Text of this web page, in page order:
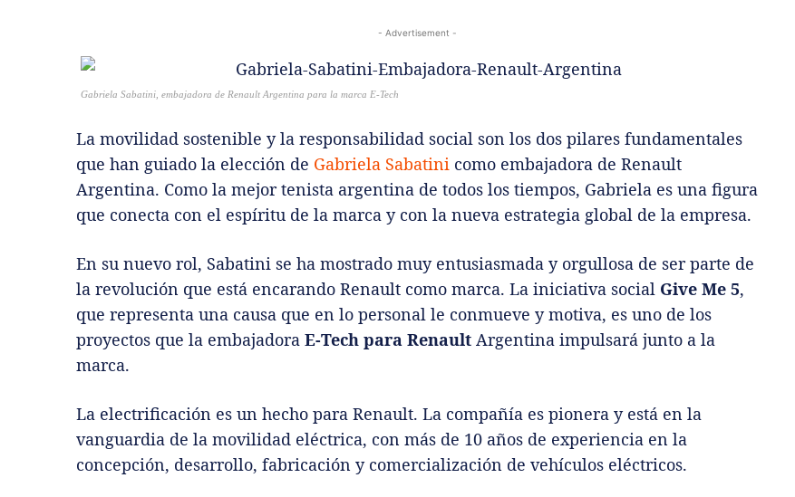
- Advertisement -
Gabriela Sabatini, embajadora de Renault Argentina para la marca E-Tech
La movilidad sostenible y la responsabilidad social son los dos pilares fundamentales
que han guiado la elección de Gabriela Sabatini como embajadora de Renault
Argentina. Como la mejor tenista argentina de todos los tiempos, Gabriela es una figura
que conecta con el espíritu de la marca y con la nueva estrategia global de la empresa.
En su nuevo rol, Sabatini se ha mostrado muy entusiasmada y orgullosa de ser parte de
la revolución que está encarando Renault como marca. La iniciativa social Give Me 5,
que representa una causa que en lo personal le conmueve y motiva, es uno de los
proyectos que la embajadora E-Tech para Renault Argentina impulsará junto a la
marca.
La electrificación es un hecho para Renault. La compañía es pionera y está en la
vanguardia de la movilidad eléctrica, con más de 10 años de experiencia en la
concepción, desarrollo, fabricación y comercialización de vehículos eléctricos.